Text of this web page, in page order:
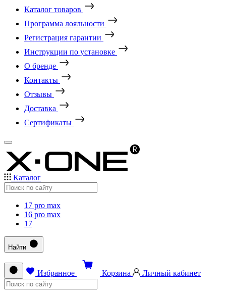
Каталог товаров
Программа лояльности
Регистрация гарантии
Инструкции по установке
О бренде
Контакты
Отзывы
Доставка
Сертификаты
Каталог
17 pro max
16 pro max
17
Найти
Избранное Корзина Личный кабинет